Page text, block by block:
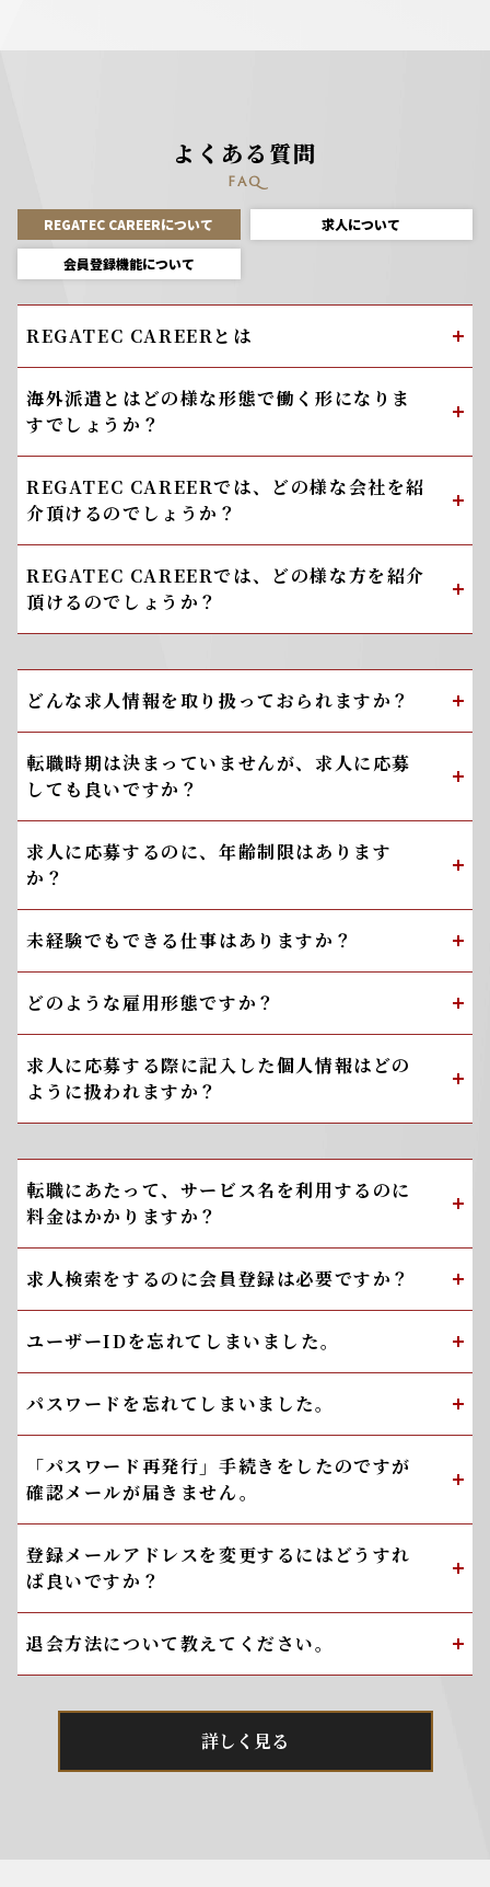
よくある質問
FAQ
REGATEC CAREERについて 求人について
会員登録機能について
REGATEC CAREERとは
海外派遣とはどの様な形態で働く形になりま
すでしょうか？
REGATEC CAREERでは、どの様な会社を紹
介頂けるのでしょうか？
REGATEC CAREERでは、どの様な方を紹介
頂けるのでしょうか？
どんな求人情報を取り扱っておられますか？
転職時期は決まっていませんが、求人に応募
しても良いですか？
求人に応募するのに、年齢制限はあります
か？
未経験でもできる仕事はありますか？
どのような雇用形態ですか？
求人に応募する際に記入した個人情報はどの
ように扱われますか？
転職にあたって、サービス名を利用するのに
料金はかかりますか？
求人検索をするのに会員登録は必要ですか？
ユーザーIDを忘れてしまいました。
パスワードを忘れてしまいました。
「パスワード再発行」手続きをしたのですが
確認メールが届きません。
登録メールアドレスを変更するにはどうすれ
ば良いですか？
退会方法について教えてください。
詳しく見る